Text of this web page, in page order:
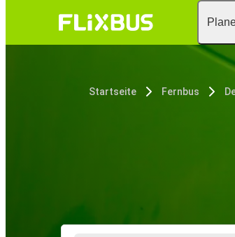
Startseite Fernbus